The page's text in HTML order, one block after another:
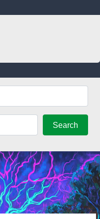
Search